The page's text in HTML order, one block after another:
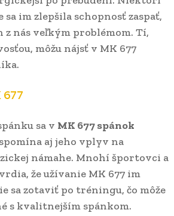
im zlepšila schopnosť zaspať,
z nás veľkým problémom. Tí,
môžu nájsť v MK 677
677
sa v MK 677 spánok
aj jeho vplyv na
námahe. Mnohí športovci a
že užívanie MK 677 im
sa zotaviť po tréningu, čo môže
s kvalitnejším spánkom.